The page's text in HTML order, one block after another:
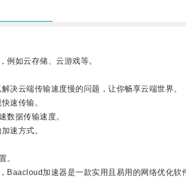
如云存储、云游戏等。
云端传输速度慢的问题，让你畅享云端世界。
速传输。
据传输速度。
速方式。
。
加速器是一款实用且易用的网络优化软